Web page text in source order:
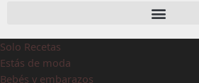
Solo Recetas
Estás de moda
Bebés y embarazos